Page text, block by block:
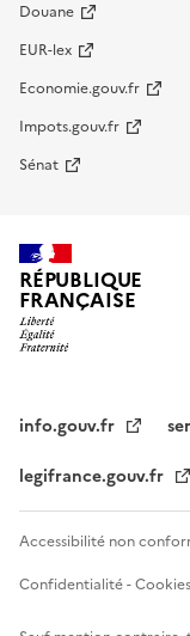
Douane
EUR-lex
Economie.gouv.fr
Impots.gouv.fr
Sénat
RÉPUBLIQUE
FRANÇAISE
info.gouv.fr
legifrance.gouv.fr
Accessibilité non
Confidentialité - Cookies